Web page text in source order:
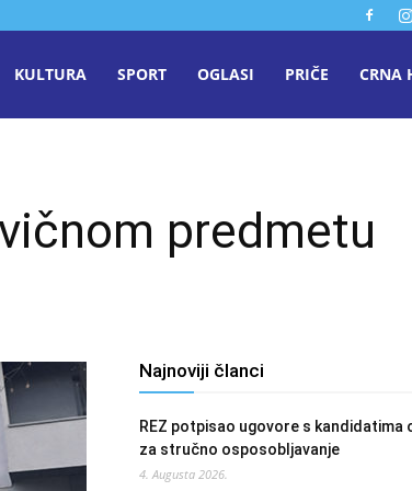
KULTURA SPORT OGLASI PRIČE CRNA
predmetu
Najnoviji članci
REZ potpisao ugovore s kandidatima
za stručno osposobljavanje
4. Augusta 2026.